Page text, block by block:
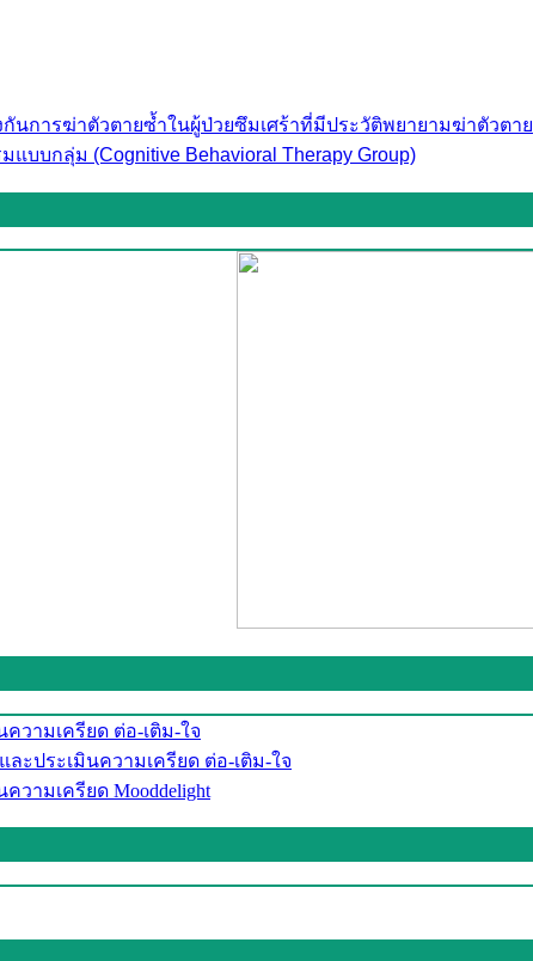
กันการฆ่าตัวตายซ้ำในผู้ป่วยซึมเศร้าที่มีประวัติพยายามฆ่าตัวตาย
บกลุ่ม (Cognitive Behavioral Therapy Group)
วามเครียด ต่อ-เติม-ใจ
ะประเมินความเครียด ต่อ-เติม-ใจ
ามเครียด Mooddelight